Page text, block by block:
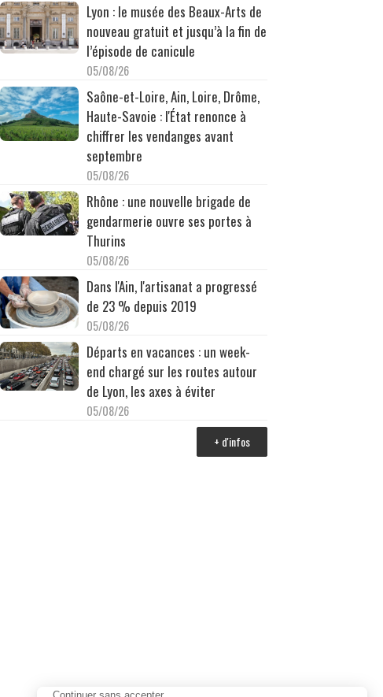
Lyon : le musée des Beaux-Arts de
nouveau gratuit et jusqu’à la fin de
l’épisode de canicule
05/08/26
Saône-et-Loire, Ain, Loire, Drôme,
Haute-Savoie : l'État renonce à
chiffrer les vendanges avant
septembre
05/08/26
Rhône : une nouvelle brigade de
gendarmerie ouvre ses portes à
Thurins
05/08/26
Dans l'Ain, l'artisanat a progressé
de 23 % depuis 2019
05/08/26
Départs en vacances : un week-
end chargé sur les routes autour
de Lyon, les axes à éviter
05/08/26
+ d'infos